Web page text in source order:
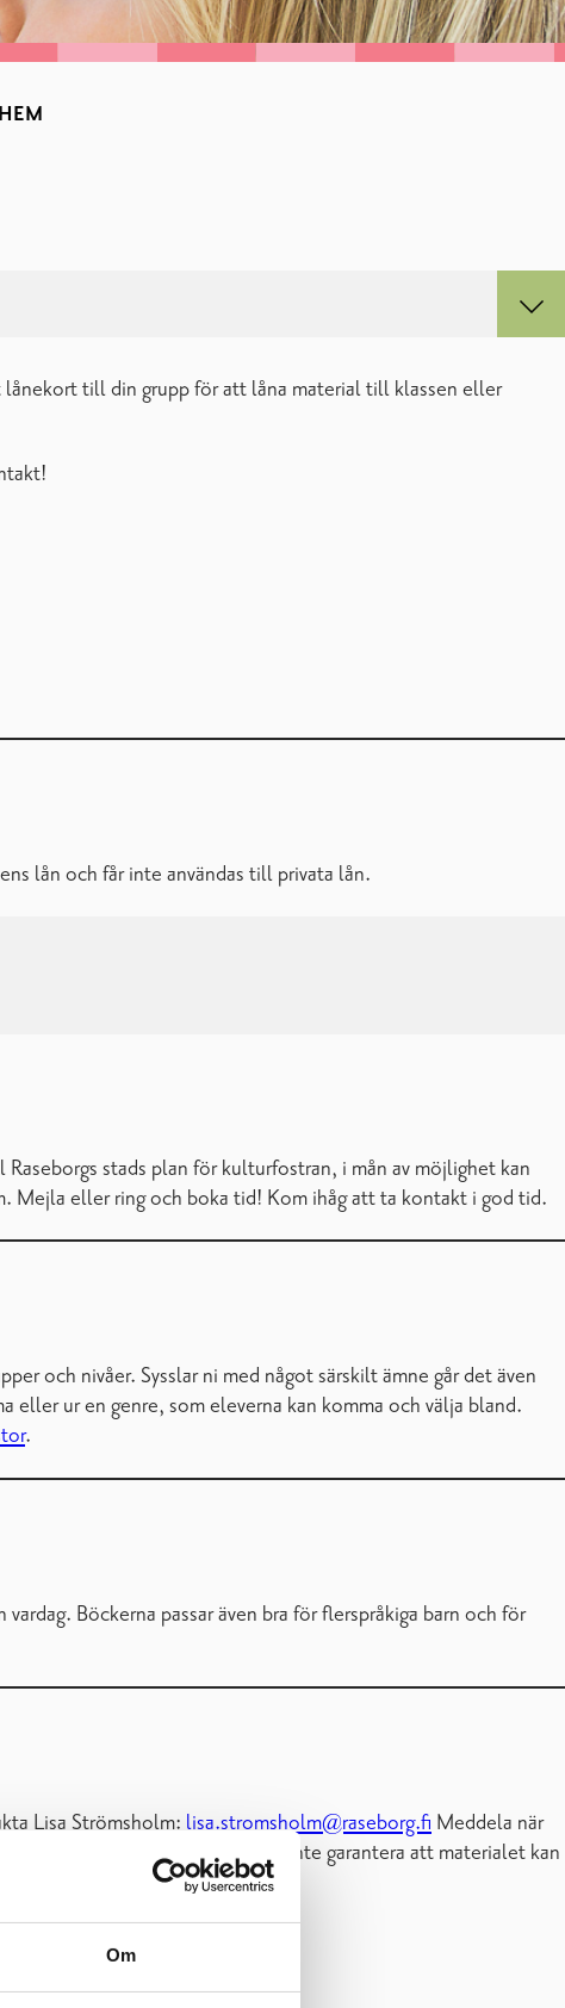
Om
till din grupp för att låna material till klassen eller
lån och får inte användas till privata lån.
stads plan för kulturfostran, i mån av möjlighet kan
Mejla eller ring och boka tid! Kom ihåg att ta kontakt i god tid.
och nivåer. Sysslar ni med något särskilt ämne går det även
eller ur en genre, som eleverna kan komma och välja bland.
.
Böckerna passar även bra för flerspråkiga barn och för
Lisa Strömsholm: lisa.stromsholm@raseborg.fi Meddela när
daghem och skolor, kan vi inte garantera att materialet kan